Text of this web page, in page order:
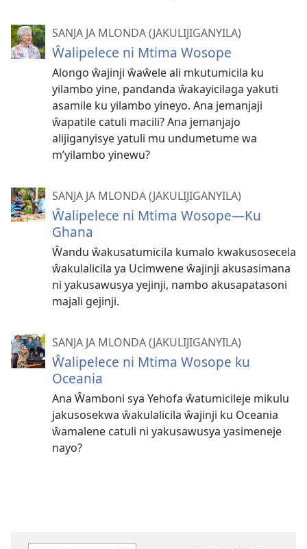
SANJA JA MLONDA (JAKULIJIGANYILA)
Ŵalipelece ni Mtima Wosope
Alongo ŵajinji ŵaŵele ali mkutumicila ku
yilambo yine, pandanda ŵakayicilaga yakuti
asamile ku yilambo yineyo. Ana jemanjaji
ŵapatile catuli macili? Ana jemanjajo
alijiganyisye yatuli mu undumetume wa
m’yilambo yinewu?
SANJA JA MLONDA (JAKULIJIGANYILA)
Ŵalipelece ni Mtima Wosope—Ku
Ghana
Ŵandu ŵakusatumicila kumalo kwakusosecela
ŵakulalicila ya Ucimwene ŵajinji akusasimana
ni yakusawusya yejinji, nambo akusapatasoni
majali gejinji.
SANJA JA MLONDA (JAKULIJIGANYILA)
Ŵalipelece ni Mtima Wosope ku
Oceania
Ana Ŵamboni sya Yehofa ŵatumicileje mikulu
jakusosekwa ŵakulalicila ŵajinji ku Oceania
ŵamalene catuli ni yakusawusya yasimeneje
nayo?